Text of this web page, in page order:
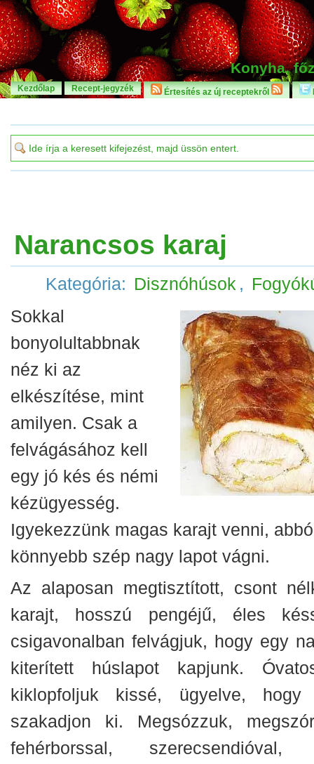
Konyha,
Kezdőlap Recept-jegyzék Értesítés az új receptekről
Narancsos karaj
Kategória: Disznóhúsok ,
Sokkal
bonyolultabbnak
néz ki az
elkészítése, mint
amilyen. Csak a
felvágásához kell
egy jó kés és némi
kézügyesség.
Igyekezzünk magas karajt venni,
könnyebb szép nagy lapot vágni.
Az alaposan megtisztított, csont
karajt, hosszú pengéjű, éles
csigavonalban felvágjuk, hogy egy
kiterített húslapot kapjunk.
kiklopfoljuk kissé, ügyelve, hogy
szakadjon ki. Megsózzuk,
fehérborssal, szerecsendióval,